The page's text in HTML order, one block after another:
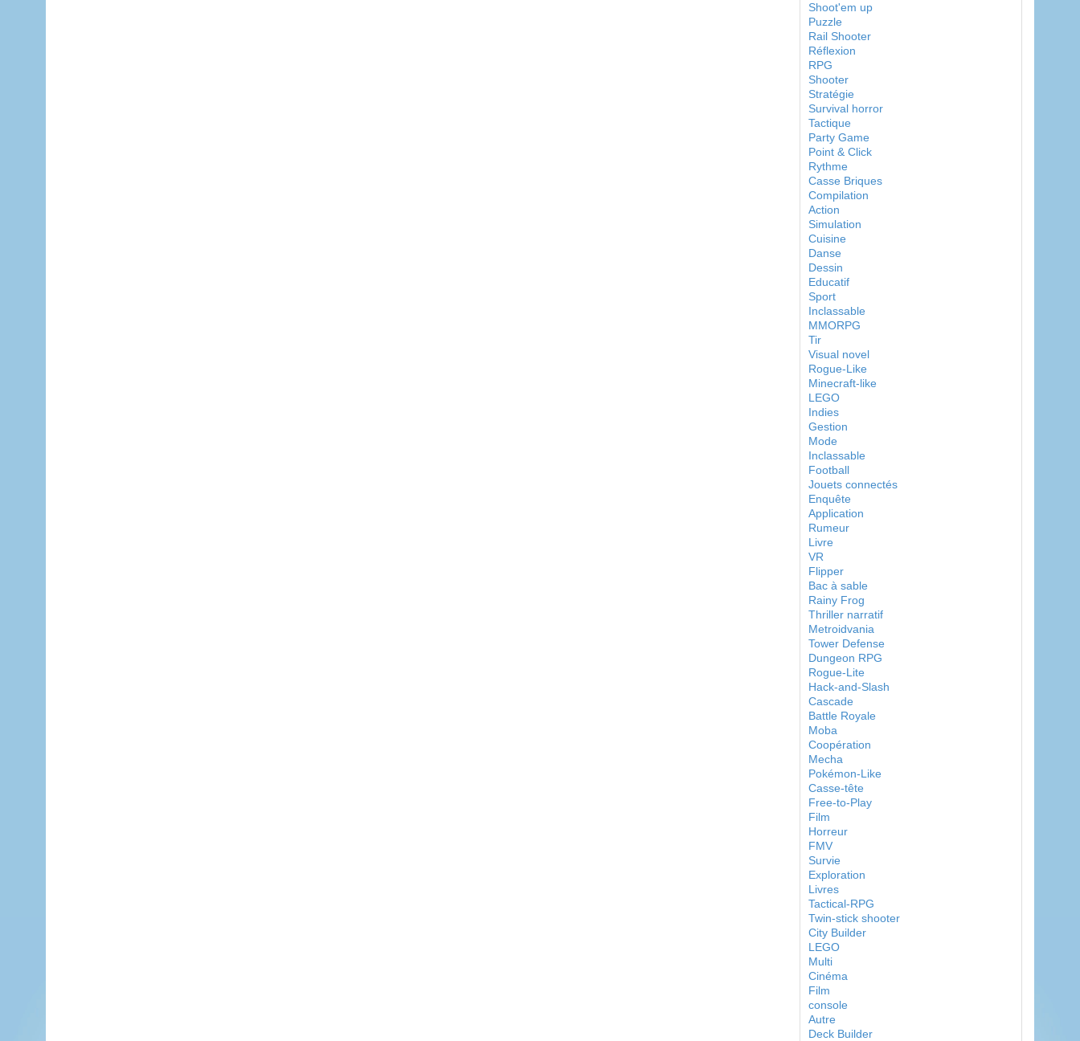
Shoot'em up
Puzzle
Rail Shooter
Réflexion
RPG
Shooter
Stratégie
Survival horror
Tactique
Party Game
Point & Click
Rythme
Casse Briques
Compilation
Action
Simulation
Cuisine
Danse
Dessin
Educatif
Sport
Inclassable
MMORPG
Tir
Visual novel
Rogue-Like
Minecraft-like
LEGO
Indies
Gestion
Mode
Inclassable
Football
Jouets connectés
Enquête
Application
Rumeur
Livre
VR
Flipper
Bac à sable
Rainy Frog
Thriller narratif
Metroidvania
Tower Defense
Dungeon RPG
Rogue-Lite
Hack-and-Slash
Cascade
Battle Royale
Moba
Coopération
Mecha
Pokémon-Like
Casse-tête
Free-to-Play
Film
Horreur
FMV
Survie
Exploration
Livres
Tactical-RPG
Twin-stick shooter
City Builder
LEGO
Multi
Cinéma
Film
console
Autre
Deck Builder